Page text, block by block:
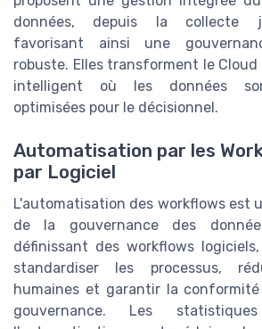
données, depuis la collecte
favorisant ainsi une
robuste. Elles transforment le
intelligent où les données
optimisées pour le décisionnel.
Automatisation par les
par Logiciel
L'automatisation des workflows est
de la gouvernance des
définissant des workflows
standardiser les processus,
humaines et garantir la
gouvernance. Les